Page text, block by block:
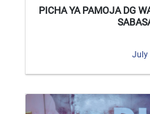
PICHA YA PAMOJA DG
July